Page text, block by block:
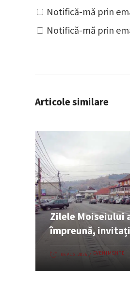
Notifică-mă prin
Notifică-mă prin
Articole similare
Zilele Moiseiului
împreună,
06 AUG. 2026 EVENIMENTE